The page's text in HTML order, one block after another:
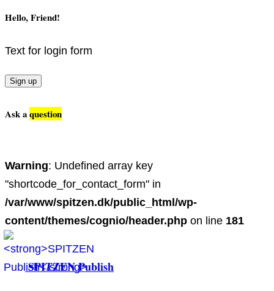
Hello, Friend!
Text for login form
Sign up
Ask aquestion
Warning: Undefined array key
"shortcode_for_contact_form" in
/var/www/spitzen.dk/public_html/wp-
content/themes/cognio/header.php on line 181
SPITZEN Publish